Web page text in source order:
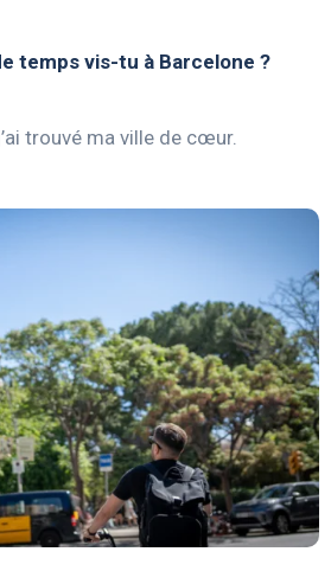
temps vis-tu à Barcelone ?
trouvé ma ville de cœur.